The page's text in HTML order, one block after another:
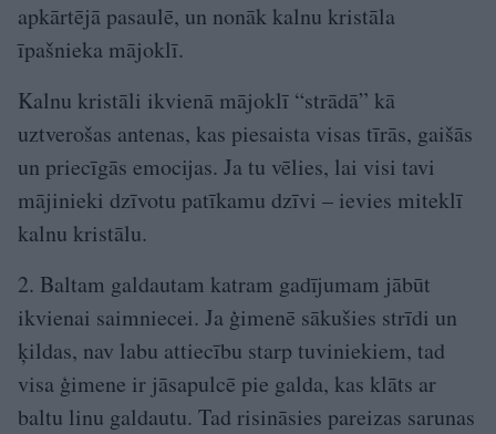
apkārtējā pasaulē, un nonāk kalnu kristāla
īpašnieka mājoklī.
Kalnu kristāli ikvienā mājoklī “strādā” kā
uztverošas antenas, kas piesaista visas tīrās, gaišās
un priecīgās emocijas. Ja tu vēlies, lai visi tavi
mājinieki dzīvotu patīkamu dzīvi – ievies miteklī
kalnu kristālu.
2. Baltam galdautam katram gadījumam jābūt
ikvienai saimniecei. Ja ģimenē sākušies strīdi un
ķildas, nav labu attiecību starp tuviniekiem, tad
visa ģimene ir jāsapulcē pie galda, kas klāts ar
baltu linu galdautu. Tad risināsies pareizas sarunas